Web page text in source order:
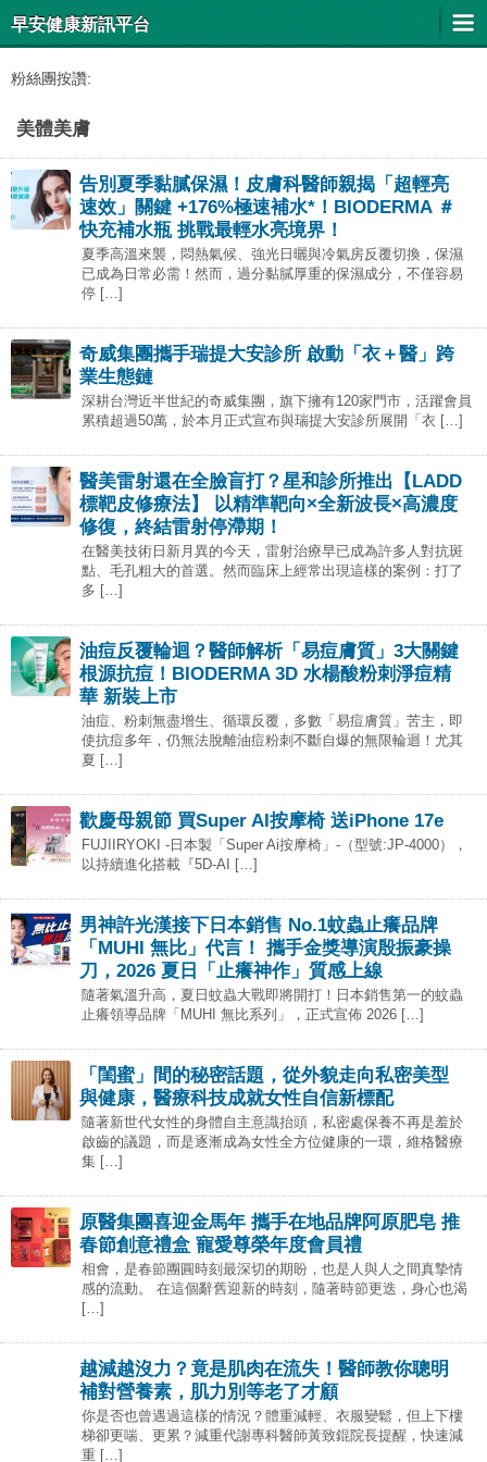
早安健康新訊平台
粉絲團按讚:
美體美膚
告別夏季黏膩保濕！皮膚科醫師親揭「超輕亮
速效」關鍵 +176%極速補水*！BIODERMA ＃
快充補水瓶 挑戰最輕水亮境界！
夏季高溫來襲，悶熱氣候、強光日曬與冷氣房反覆切換，保濕
已成為日常必需！然而，過分黏膩厚重的保濕成分，不僅容易
停 […]
奇威集團攜手瑞提大安診所 啟動「衣＋醫」跨
業生態鏈
深耕台灣近半世紀的奇威集團，旗下擁有120家門市，活躍會員
累積超過50萬，於本月正式宣布與瑞提大安診所展開「衣 […]
醫美雷射還在全臉盲打？星和診所推出【LADD
標靶皮修療法】 以精準靶向×全新波長×高濃度
修復，終結雷射停滯期！
在醫美技術日新月異的今天，雷射治療早已成為許多人對抗斑
點、毛孔粗大的首選。然而臨床上經常出現這樣的案例：打了
多 […]
油痘反覆輪迴？醫師解析「易痘膚質」3大關鍵
根源抗痘！BIODERMA 3D 水楊酸粉刺淨痘精
華 新裝上市
油痘、粉刺無盡增生、循環反覆，多數「易痘膚質」苦主，即
使抗痘多年，仍無法脫離油痘粉刺不斷自爆的無限輪迴！尤其
夏 […]
歡慶母親節 買Super AI按摩椅 送iPhone 17e
FUJIIRYOKI -日本製「Super Ai按摩椅」-（型號:JP-4000），
以持續進化搭載『5D-AI […]
男神許光漢接下日本銷售 No.1蚊蟲止癢品牌
「MUHI 無比」代言！ 攜手金獎導演殷振豪操
刀，2026 夏日「止癢神作」質感上線
隨著氣溫升高，夏日蚊蟲大戰即將開打！日本銷售第一的蚊蟲
止癢領導品牌「MUHI 無比系列」，正式宣佈 2026 […]
「閨蜜」間的秘密話題，從外貌走向私密美型
與健康，醫療科技成就女性自信新標配
隨著新世代女性的身體自主意識抬頭，私密處保養不再是羞於
啟齒的議題，而是逐漸成為女性全方位健康的一環，維格醫療
集 […]
原醫集團喜迎金馬年 攜手在地品牌阿原肥皂 推
春節創意禮盒 寵愛尊榮年度會員禮
相會，是春節團圓時刻最深切的期盼，也是人與人之間真摯情
感的流動。 在這個辭舊迎新的時刻，隨著時節更迭，身心也渴
[…]
越減越沒力？竟是肌肉在流失！醫師教你聰明
補對營養素，肌力別等老了才顧
你是否也曾遇過這樣的情況？體重減輕、衣服變鬆，但上下樓
梯卻更喘、更累？減重代謝專科醫師黃致錕院長提醒，快速減
重 […]